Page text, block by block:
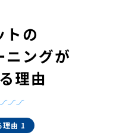
トの
ニングが
理由
理由 1